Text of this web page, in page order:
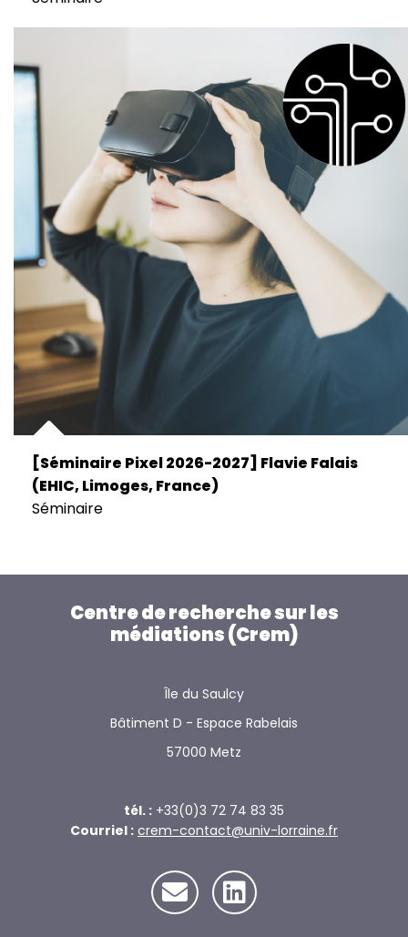
[Séminaire Pixel 2026-2027] Flavie Falais
(EHIC, Limoges, France)
Séminaire
Centre de recherche sur les
médiations (Crem)
Île du Saulcy
Bâtiment D - Espace Rabelais
57000 Metz
tél. : +33(0)3 72 74 83 35
Courriel : crem-contact@univ-lorraine.fr